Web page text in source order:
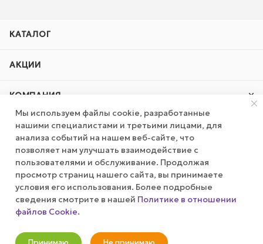
КАТАЛОГ
АКЦИИ
КОМПАНИЯ
ПУБЛИЧНАЯ ОФЕРТА
КАК СДЕЛАТЬ ЗАКАЗ?
+7 (800) 100-37-51
Мы используем файлы cookie, разработанные
нашими специалистами и третьими лицами, для
анализа событий на нашем веб-сайте, что
позволяет нам улучшать взаимодействие с
пользователями и обслуживание. Продолжая
просмотр страниц нашего сайта, вы принимаете
условия его использования. Более подробные
сведения смотрите в нашей Политике в отношении
файлов Cookie.